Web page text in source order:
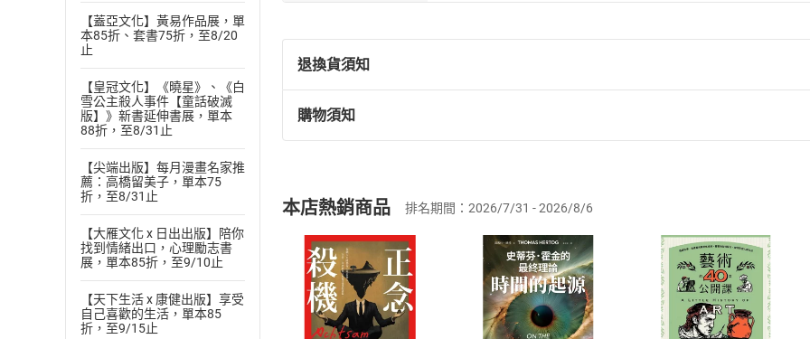
【蓋亞文化】黃易作品展，單
本85折、套書75折，至8/20
止
【皇冠文化】《曉星》、《白
雪公主殺人事件【童話破滅
版】》新書延伸書展，單本
88折，至8/31止
【尖端出版】每月漫畫名家推
薦：高橋留美子，單本75
折，至8/31止
【大雁文化 x 日出出版】陪你
找到情緒出口，心理勵志書
展，單本85折，至9/10止
【天下生活 x 康健出版】享受
自己喜歡的生活，單本85
折，至9/15止
第八章：吃掉廣廈千萬間─——古代如何治理公款花費
第九章：從喝墨水到腰斬——古代如何處罰考場作弊
第十一章：後果很嚴重——古人如何應對性騷擾
第十二章：滴血認親——古代的ＤＮＡ鑒定
第十五章：求四鄰，托仲介——看古人如何買賣房屋
第十六章：應急的房產稅——古代如何對房地產徵稅
第十七章：抓衛生、拆違建、管理攤販路霸——古代的市容管理
第十八章：「火門」——古代的貨幣戰爭
第十九章：「食不厭精，膾不厭細」——食品安全三千年
第二十章：砍手砍腳打屁股——古人如何搞環保
第二十一章：鰥寡孤獨皆有所養——古代的社會保障
退換貨須知
退換貨規定：
(一)依消費者保護法第19條第1項後段暨通訊交易解除權合理例外情事適用
(二)消費者訂購本店鋪之商品即代表知悉本店鋪所銷售之商品為電子書，
且已下載/存取電子書，不得請求退貨退款。
退貨方式：您欲取消訂單或辦理退貨時，請登入樂天市場，並於「我的訂單
貨」，本店鋪將依您的申請進行審核，待審核通過後將為您辦理退款事宜。
請注意，樂天市場須以整筆訂單為單位進行取消/退貨，恕無法以單支商品取
購物須知
挑選商品
Choose
放入購物車
Shopping cart
登入帳號
Login
購書後，如何開始使用？
本店熱銷商品 排名期間：2026/7/31 - 2026/8/6